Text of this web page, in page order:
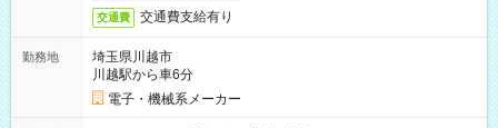
交通費 交通費支給有り
勤務地
埼玉県川越市
川越駅から車6分
電子・機械系メーカー